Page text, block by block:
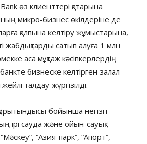
өз клиенттері қатарына
микро-бизнес өкілдеріне де
қалпына келтіру жұмыстарына,
жабдықтарды сатып алуға 1 млн
аса мұқтаж кәсіпкерлердің
банкте бизнеске келтірген залал
талдау жүргізілді.
бойынша негізгі
ірі сауда және ойын-сауық
“Азия-парк”, “Апорт”,